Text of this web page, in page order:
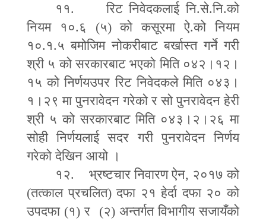
११. रिट निवेदकलाई नि.से.नि.को
नियम १०.६ (५) को कसूरमा ऐ.को नियम
१०.१.५ बमोजिम नोकरीबाट बर्खास्त गर्ने गरी
श्री ५ को सरकारबाट भएको मिति ०४२।१२।
१५ को निर्णयउपर रिट निवेदकले मिति ०४३।
१।२९ मा पुनरावेदन गरेको र सो पुनरावेदन हेरी
श्री ५ को सरकारबाट मिति ०४३।२।२६ मा
सोही निर्णयलाई सदर गरी पुनरावेदन निर्णय
गरेको देखिन आयो ।
१२. भ्रष्टचार निवारण ऐन, २०१७ को
(तत्काल प्रचलित) दफा २१ हेर्दा दफा २० को
उपदफा (१) र (२) अन्तर्गत विभागीय सजायँको